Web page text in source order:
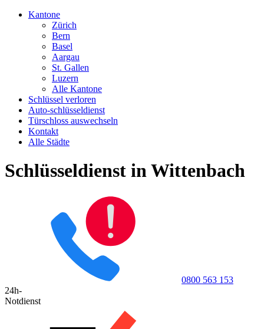
Kantone
Zürich
Bern
Basel
Aargau
St. Gallen
Luzern
Alle Kantone
Schlüssel verloren
Auto-schlüsseldienst
Türschloss auswechseln
Kontakt
Alle Städte
Schlüsseldienst in Wittenbach
0800 563 153
24h-
Notdienst